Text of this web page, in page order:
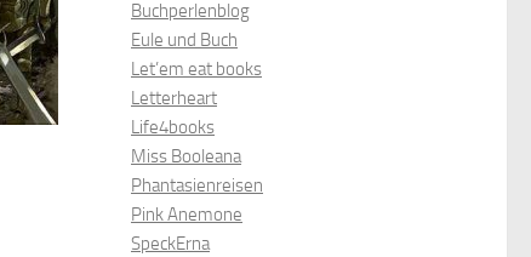
Buchperlenblog
Eule und Buch
Let’em eat books
Letterheart
Life4books
Miss Booleana
Phantasienreisen
Pink Anemone
SpeckErna